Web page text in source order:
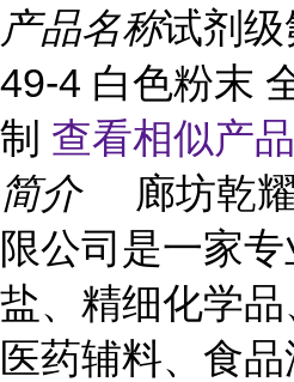
产品名称试剂
49-4 白色粉末
制 查看相似产
简介
廊坊乾
限公司是一家
盐、精细化学品
医药辅料、食